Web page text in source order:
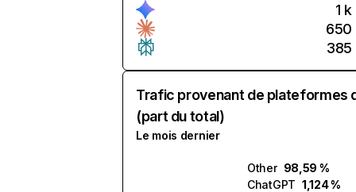
1 k
650
385
Trafic provenant de plateformes
(part du total)
Le mois dernier
Other 98,59 %
ChatGPT 1,124 %